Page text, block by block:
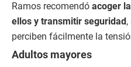
Ramos recomendó acoger
ellos y transmitir seguridad
perciben fácilmente la
Adultos mayores